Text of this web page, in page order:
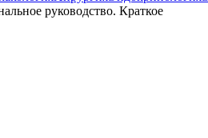
руководство. Краткое